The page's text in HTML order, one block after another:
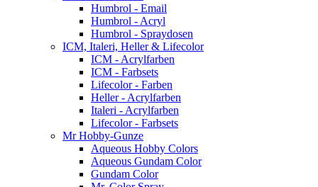
Humbrol - Email
Humbrol - Acryl
Humbrol - Spraydosen
ICM, Italeri, Heller & Lifecolor
ICM - Acrylfarben
ICM - Farbsets
Lifecolor - Farben
Heller - Acrylfarben
Italeri - Acrylfarben
Lifecolor - Farbsets
Mr Hobby-Gunze
Aqueous Hobby Colors
Aqueous Gundam Color
Gundam Color